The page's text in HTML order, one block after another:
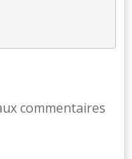
commentaires